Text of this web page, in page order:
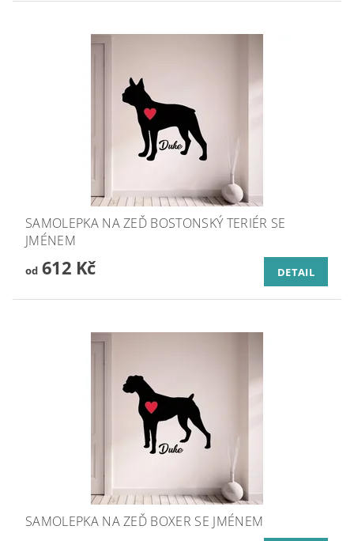
SAMOLEPKA NA ZEĎ BOSTONSKÝ TERIÉR SE
JMÉNEM
od612 Kč DETAIL
SAMOLEPKA NA ZEĎ BOXER SE JMÉNEM